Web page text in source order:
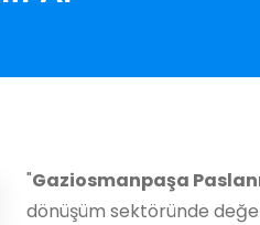
"Gaziosmanpaşa
dönüşüm sektöründe